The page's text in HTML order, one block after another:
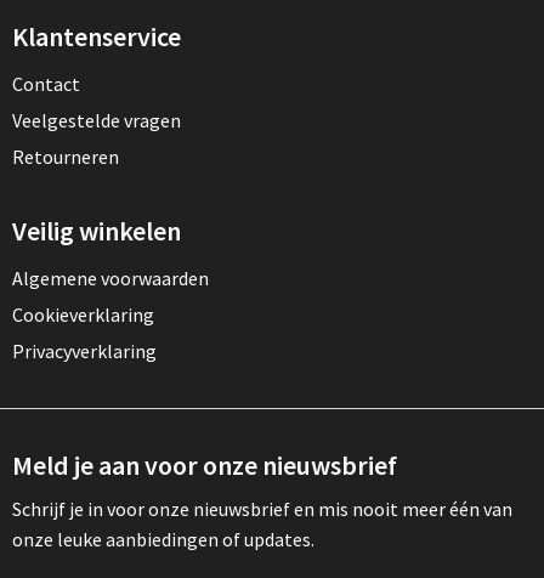
Klantenservice
Contact
Veelgestelde vragen
Retourneren
Veilig winkelen
Algemene voorwaarden
Cookieverklaring
Privacyverklaring
Meld je aan voor onze nieuwsbrief
Schrijf je in voor onze nieuwsbrief en mis nooit meer één van
onze leuke aanbiedingen of updates.